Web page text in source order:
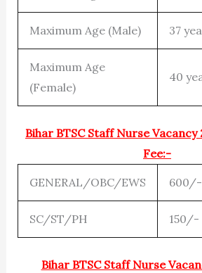
Maximum Age (Male) 37
Maximum Age
(Female)
40
Bihar BTSC Staff Nurse
Fee:-
GENERAL/OBC/EWS 600/-
SC/ST/PH 150/-
Bihar BTSC Staff Nurse